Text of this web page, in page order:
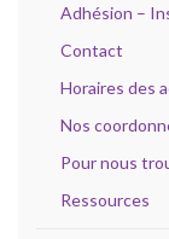
Adhésion –
Contact
Horaires des
Nos
Pour nous
Ressources